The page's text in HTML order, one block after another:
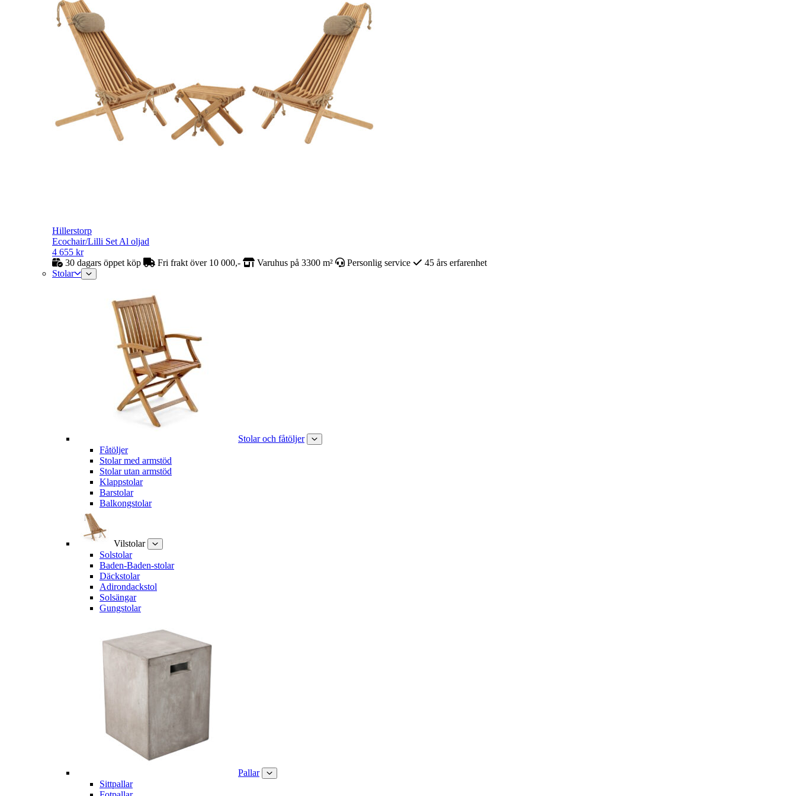
Hillerstorp
Ecochair/Lilli Set Al oljad
4 655 kr
30 dagars öppet köp
Fri frakt över 10 000,- Varuhus på 3300 m² Personlig service
45 års erfarenhet
Stolar
Stolar och fåtöljer
Fåtöljer
Stolar med armstöd
Stolar utan armstöd
Klappstolar
Barstolar
Balkongstolar
Vilstolar
Solstolar
Baden-Baden-stolar
Däckstolar
Adirondackstol
Solsängar
Gungstolar
Pallar
Sittpallar